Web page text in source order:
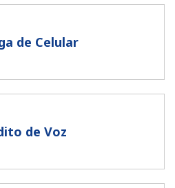
de Celular
de Voz